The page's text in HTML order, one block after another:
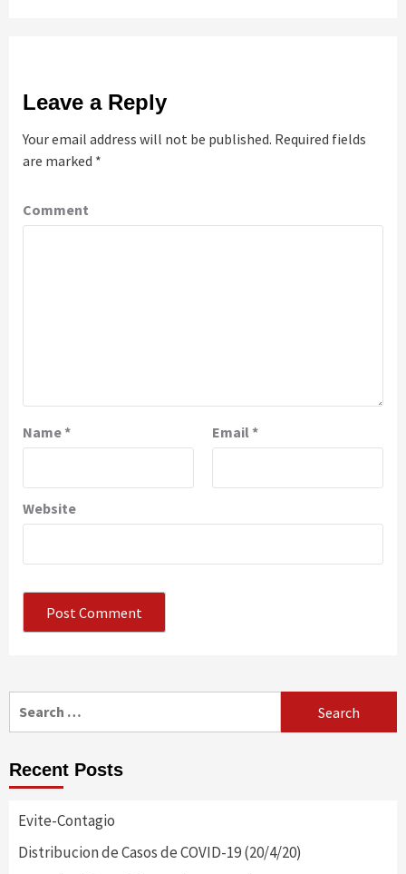
Leave a Reply
Your email address will not be published. Required fields
are marked *
Comment
Name* Email*
Website
Recent Posts
Evite-Contagio
Distribucion de Casos de COVID-19 (20/4/20)